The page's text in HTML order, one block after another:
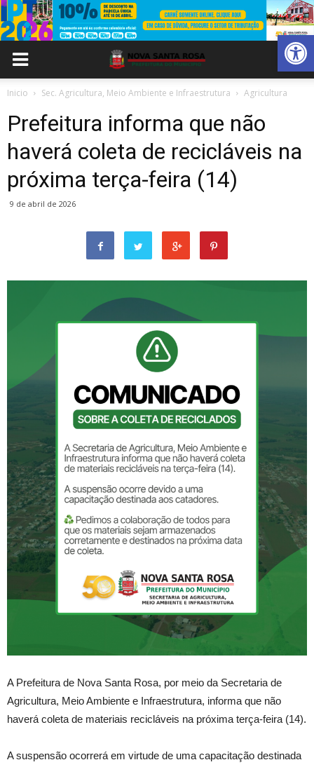
Abrir
Inicio Sec. Agricultura, Meio Ambiente e Infraestrutura Agricultura
Prefeitura informa que não
haverá coleta de recicláveis na
próxima terça-feira (14)
9 de abril de 2026
A Prefeitura de Nova Santa Rosa, por meio da Secretaria de
Agricultura, Meio Ambiente e Infraestrutura, informa que não
haverá coleta de materiais recicláveis na próxima terça-feira (14).
A suspensão ocorrerá em virtude de uma capacitação destinada